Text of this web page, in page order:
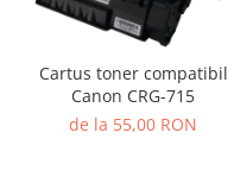
Cartus toner compatibil
Canon CRG-715
de la 55,00 RON